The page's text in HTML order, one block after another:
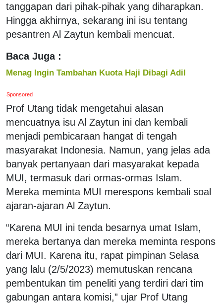
tanggapan dari pihak-pihak yang diharapkan.
Hingga akhirnya, sekarang ini isu tentang
pesantren Al Zaytun kembali mencuat.
Baca Juga :
Menag Ingin Tambahan Kuota Haji Dibagi Adil
Sponsored
Prof Utang tidak mengetahui alasan
mencuatnya isu Al Zaytun ini dan kembali
menjadi pembicaraan hangat di tengah
masyarakat Indonesia. Namun, yang jelas ada
banyak pertanyaan dari masyarakat kepada
MUI, termasuk dari ormas-ormas Islam.
Mereka meminta MUI merespons kembali soal
ajaran-ajaran Al Zaytun.
“Karena MUI ini tenda besarnya umat Islam,
mereka bertanya dan mereka meminta respons
dari MUI. Karena itu, rapat pimpinan Selasa
yang lalu (2/5/2023) memutuskan rencana
pembentukan tim peneliti yang terdiri dari tim
gabungan antara komisi,” ujar Prof Utang